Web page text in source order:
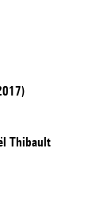
Thibault